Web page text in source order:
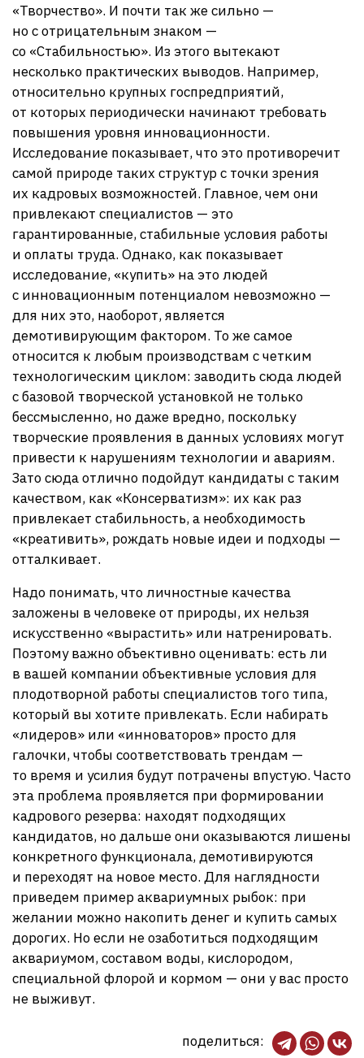
«Творчество». И почти так же сильно —
но с отрицательным знаком —
со «Стабильностью». Из этого вытекают
несколько практических выводов. Например,
относительно крупных госпредприятий,
от которых периодически начинают требовать
повышения уровня инновационности.
Исследование показывает, что это противоречит
самой природе таких структур с точки зрения
их кадровых возможностей. Главное, чем они
привлекают специалистов — это
гарантированные, стабильные условия работы
и оплаты труда. Однако, как показывает
исследование, «купить» на это людей
с инновационным потенциалом невозможно —
для них это, наоборот, является
демотивирующим фактором. То же самое
относится к любым производствам с четким
технологическим циклом: заводить сюда людей
с базовой творческой установкой не только
бессмысленно, но даже вредно, поскольку
творческие проявления в данных условиях могут
привести к нарушениям технологии и авариям.
Зато сюда отлично подойдут кандидаты с таким
качеством, как «Консерватизм»: их как раз
привлекает стабильность, а необходимость
«креативить», рождать новые идеи и подходы —
отталкивает.
Надо понимать, что личностные качества
заложены в человеке от природы, их нельзя
искусственно «вырастить» или натренировать.
Поэтому важно объективно оценивать: есть ли
в вашей компании объективные условия для
плодотворной работы специалистов того типа,
который вы хотите привлекать. Если набирать
«лидеров» или «инноваторов» просто для
галочки, чтобы соответствовать трендам —
то время и усилия будут потрачены впустую. Часто
эта проблема проявляется при формировании
кадрового резерва: находят подходящих
кандидатов, но дальше они оказываются лишены
конкретного функционала, демотивируются
и переходят на новое место. Для наглядности
приведем пример аквариумных рыбок: при
желании можно накопить денег и купить самых
дорогих. Но если не озаботиться подходящим
аквариумом, составом воды, кислородом,
специальной флорой и кормом — они у вас просто
не выживут.
поделиться: